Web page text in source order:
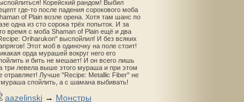
Корейский рандом! Выбил
где-то после падения сорокового моба
of Plain возле орена. Хотя там шанс по
одна из сто сорока трёх попыток. И за
время с моба Shaman of Plain ещё и два
Oriharukon" выспойлил! И без всяких
Этот моб в одиночку на поле стоит!
орда мурашей вокруг него его
и бить не мешает! И он всего лишь
три левела выше этого мураша и при этом
отравляет! Лучше "Recipe: Metallic Fiber" не
спойлить, а с шамана выбивать!
aazelinski → Монстры